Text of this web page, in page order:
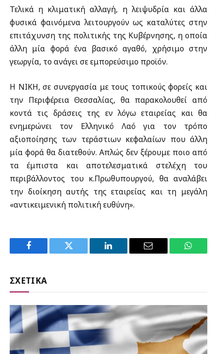
Τελικά η κλιματική αλλαγή, η λειψυδρία και άλλα
φυσικά φαινόμενα λειτουργούν ως καταλύτες στην
επιτάχυνση της πολιτικής της Κυβέρνησης, η οποία
άλλη μία φορά ένα βασικό αγαθό, χρήσιμο στην
γεωργία, το ανάγει σε εμπορεύσιμο προϊόν.
Η ΝΙΚΗ, σε συνεργασία με τους τοπικούς φορείς και
την Περιφέρεια Θεσσαλίας, θα παρακολουθεί από
κοντά τις δράσεις της εν λόγω εταιρείας και θα
ενημερώνει τον Ελληνικό Λαό για τον τρόπο
αξιοποίησης των τεράστιων κεφαλαίων που άλλη
μία φορά θα διατεθούν. Απλώς δεν ξέρουμε ποιο από
τα έμπιστα και αποτελεσματικά στελέχη του
περιβάλλοντος του κ.Πρωθυπουργού, θα αναλάβει
την διοίκηση αυτής της εταιρείας και τη μεγάλη
«αντικειμενική πολιτική ευθύνη».
Facebook Twitter LinkedIn Email
ΣΧΕΤΙΚΑ